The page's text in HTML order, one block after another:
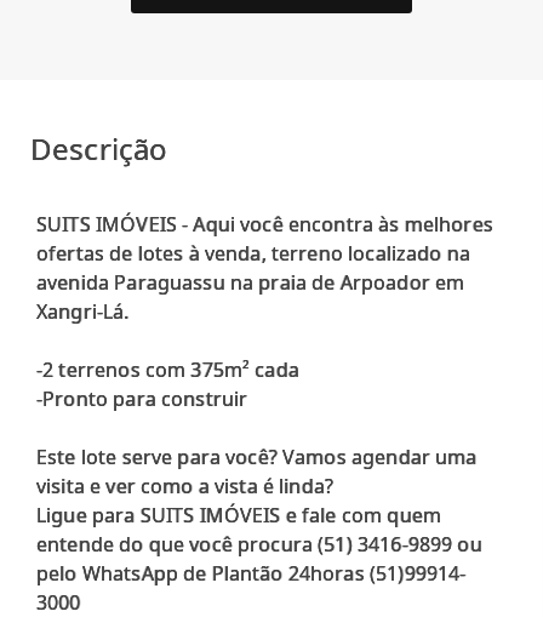
Descrição
SUITS IMÓVEIS - Aqui você encontra às melhores
ofertas de lotes à venda, terreno localizado na
avenida Paraguassu na praia de Arpoador em
Xangri-Lá.
-2 terrenos com 375m² cada
-Pronto para construir
Este lote serve para você? Vamos agendar uma
visita e ver como a vista é linda?
Ligue para SUITS IMÓVEIS e fale com quem
entende do que você procura (51) 3416-9899 ou
pelo WhatsApp de Plantão 24horas (51)99914-
3000